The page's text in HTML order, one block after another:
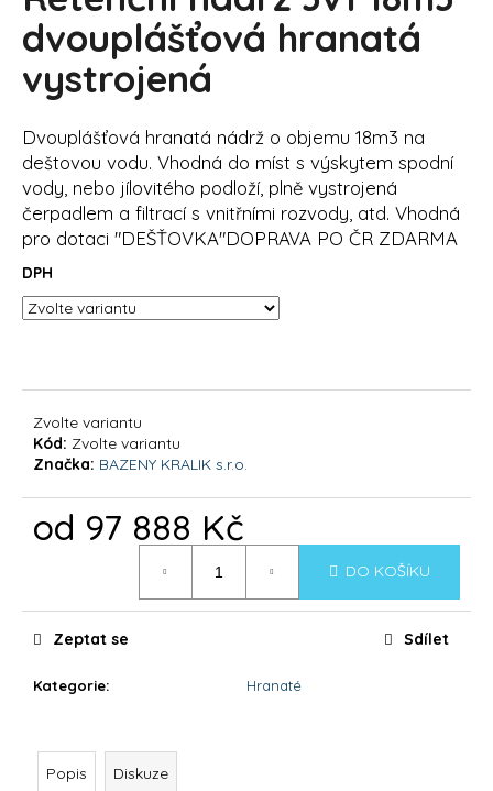
0,0
z
hvězdiček.
dvouplášťová hranatá
vystrojená
Dvouplášťová hranatá nádrž o objemu 18m3 na
deštovou vodu. Vhodná do míst s výskytem spodní
vody, nebo jílovitého podloží, plně vystrojená
čerpadlem a filtrací s vnitřními rozvody, atd. Vhodná
pro dotaci "DEŠŤOVKA"DOPRAVA PO ČR ZDARMA
DPH
Zvolte variantu
Kód: Zvolte variantu
Značka: BAZENY KRALIK s.r.o.
od 97 888 Kč
DO KOŠÍKU
Kategorie: Hranaté
Zeptat se Sdílet
Popis Diskuze
a
j
í
?
p
o
č
e
DOLPHIN
LIBERTY
22
942